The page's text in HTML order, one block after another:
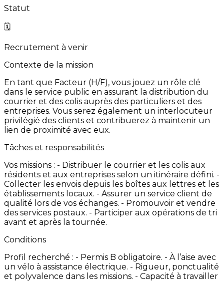
Statut
🗓️
Recrutement à venir
Contexte de la mission
En tant que Facteur (H/F), vous jouez un rôle clé
dans le service public en assurant la distribution du
courrier et des colis auprès des particuliers et des
entreprises. Vous serez également un interlocuteur
privilégié des clients et contribuerez à maintenir un
lien de proximité avec eux.
Tâches et responsabilités
Vos missions : - Distribuer le courrier et les colis aux
résidents et aux entreprises selon un itinéraire défini. -
Collecter les envois depuis les boîtes aux lettres et les
établissements locaux. - Assurer un service client de
qualité lors de vos échanges. - Promouvoir et vendre
des services postaux. - Participer aux opérations de tri
avant et après la tournée.
Conditions
Profil recherché : - Permis B obligatoire. - À l’aise avec
un vélo à assistance électrique. - Rigueur, ponctualité
et polyvalence dans les missions. - Capacité à travailler